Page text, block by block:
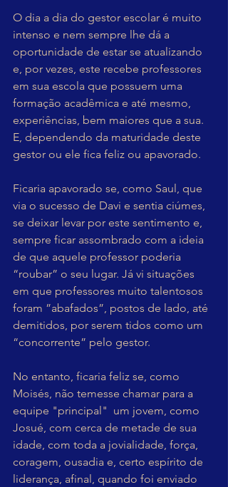
O dia a dia do gestor escolar é muito
intenso e nem sempre lhe dá a
oportunidade de estar se atualizando
e, por vezes, este recebe professores
em sua escola que possuem uma
formação acadêmica e até mesmo,
experiências, bem maiores que a sua.
E, dependendo da maturidade deste
gestor ou ele fica feliz ou apavorado.
Ficaria apavorado se, como Saul, que
via o sucesso de Davi e sentia ciúmes,
se deixar levar por este sentimento e,
sempre ficar assombrado com a ideia
de que aquele professor poderia
“roubar” o seu lugar. Já vi situações
em que professores muito talentosos
foram ”abafados”, postos de lado, até
demitidos, por serem tidos como um
“concorrente” pelo gestor.
No entanto, ficaria feliz se, como
Moisés, não temesse chamar para a
equipe "principal"  um jovem, como
Josué, com cerca de metade de sua
idade, com toda a jovialidade, força,
coragem, ousadia e, certo espírito de
liderança, afinal, quando foi enviado